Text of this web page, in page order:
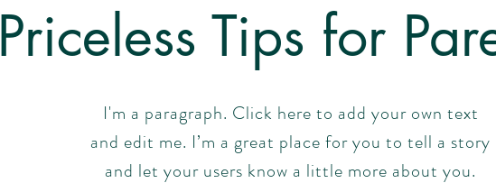
Priceless Tips for
I'm a paragraph. Click here to add your own text
and edit me. I’m a great place for you to tell a story
and let your users know a little more about you.